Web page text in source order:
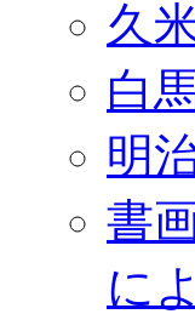
久
白
明
書
に